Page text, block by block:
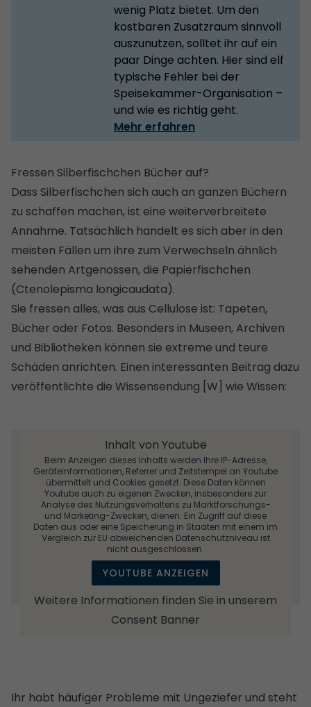
wenig Platz bietet. Um den
kostbaren Zusatzraum sinnvoll
auszunutzen, solltet ihr auf ein
paar Dinge achten. Hier sind elf
typische Fehler bei der
Speisekammer-Organisation –
und wie es richtig geht.
Mehr erfahren
Fressen Silberfischchen Bücher auf?
Dass Silberfischchen sich auch an ganzen Büchern
zu schaffen machen, ist eine weiterverbreitete
Annahme. Tatsächlich handelt es sich aber in den
meisten Fällen um ihre zum Verwechseln ähnlich
sehenden Artgenossen, die Papierfischchen
(Ctenolepisma longicaudata).
Sie fressen alles, was aus Cellulose ist: Tapeten,
Bücher oder Fotos. Besonders in Museen, Archiven
und Bibliotheken können sie extreme und teure
Schäden anrichten. Einen interessanten Beitrag dazu
veröffentlichte die Wissensendung [W] wie Wissen:
Inhalt von Youtube
Beim Anzeigen dieses Inhalts werden Ihre IP-Adresse,
Geräteinformationen, Referrer und Zeitstempel an Youtube
übermittelt und Cookies gesetzt. Diese Daten können
Youtube auch zu eigenen Zwecken, insbesondere zur
Analyse des Nutzungsverhaltens zu Marktforschungs-
und Marketing-Zwecken, dienen. Ein Zugriff auf diese
Daten aus oder eine Speicherung in Staaten mit einem im
Vergleich zur EU abweichenden Datenschutzniveau ist
nicht ausgeschlossen.
YOUTUBE ANZEIGEN
Weitere Informationen finden Sie in unserem
Consent Banner
Ihr habt häufiger Probleme mit Ungeziefer und steht